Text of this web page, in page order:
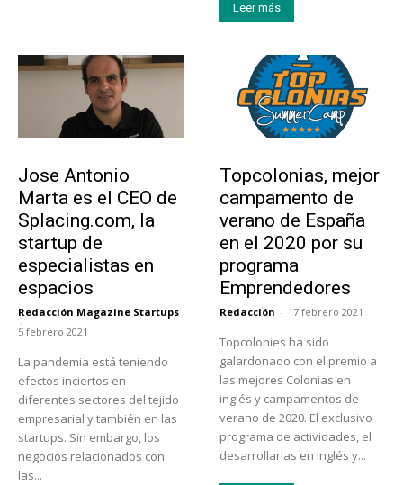
Leer más
Jose Antonio
Marta es el CEO de
Splacing.com, la
startup de
especialistas en
espacios
Redacción Magazine Startups
-
5 febrero 2021
La pandemia está teniendo
efectos inciertos en
diferentes sectores del tejido
empresarial y también en las
startups. Sin embargo, los
negocios relacionados con
las...
Topcolonias, mejor
campamento de
verano de España
en el 2020 por su
programa
Emprendedores
Redacción - 17 febrero 2021
Topcolonies ha sido
galardonado con el premio a
las mejores Colonias en
inglés y campamentos de
verano de 2020. El exclusivo
programa de actividades, el
desarrollarlas en inglés y...